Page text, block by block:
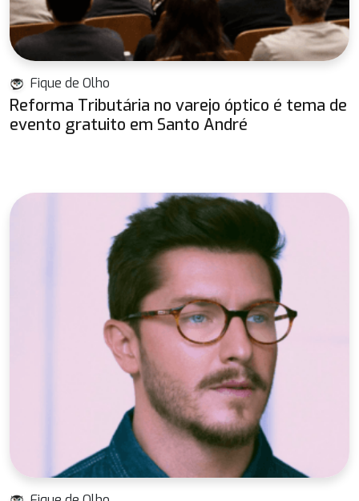
Fique de Olho
Reforma Tributária no varejo óptico é tema de
evento gratuito em Santo André